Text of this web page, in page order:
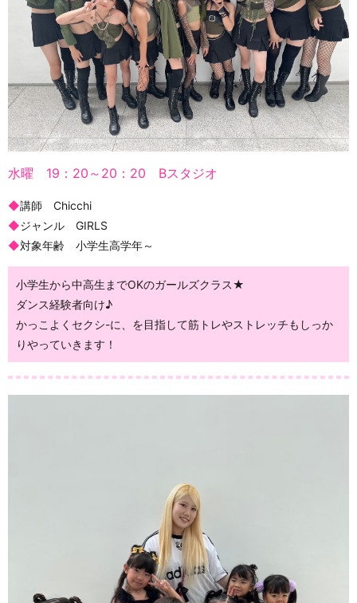
水曜 19：20～20：20 Bスタジオ
◆講師 Chicchi
◆ジャンル GIRLS
◆対象年齢 小学生高学年～
小学生から中高生までOKのガールズクラス★
ダンス経験者向け♪
かっこよくセクシ-に、を目指して筋トレやストレッチもしっか
りやっていきます！